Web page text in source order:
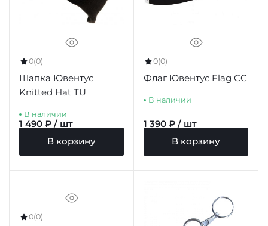
0(0)
Шапка Ювентус
Knitted Hat TU
В наличии
1 490 ₽ / шт
В корзину
0(0)
Флаг Ювентус Flag CC
В наличии
1 390 ₽ / шт
В корзину
0(0)